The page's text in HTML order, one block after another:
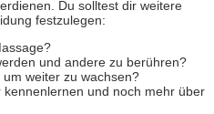
Du solltest dir weitere
festzulegen:
und andere zu berühren?
weiter zu wachsen?
kennenlernen und noch mehr über